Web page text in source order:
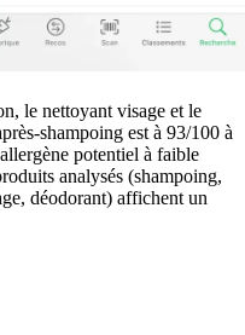
le nettoyant visage et le
shampoing est à 93/100 à
potentiel à faible
analysés (shampoing,
déodorant) affichent un